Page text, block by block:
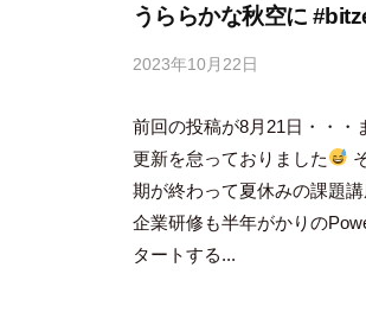
うららかな秋空に
2023年10月22日
吉
田
豪
前回の投稿が8月21日・・・
更新を怠っておりました
期が終わって夏休みの課題講
企業研修も半年がかりの
タートする...